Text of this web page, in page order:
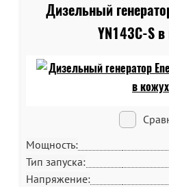
Дизельный
YN143C-S
Мощность:
Тип запуска:
Напряжение: